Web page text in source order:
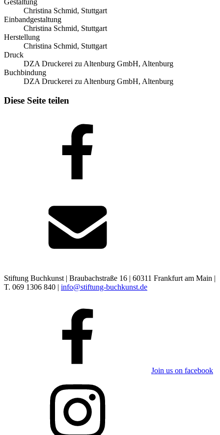
Gestaltung
Christina Schmid, Stuttgart
Einbandgestaltung
Christina Schmid, Stuttgart
Herstellung
Christina Schmid, Stuttgart
Druck
DZA Druckerei zu Altenburg GmbH, Altenburg
Buchbindung
DZA Druckerei zu Altenburg GmbH, Altenburg
Diese Seite teilen
Stiftung Buchkunst | Braubachstraße 16 | 60311 Frankfurt am Main |
T. 069 1306 840 | info@stiftung-buchkunst.de
Join us on facebook